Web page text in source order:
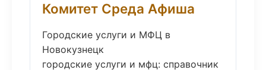
Комитет Среда Афиша
Городские услуги и МФЦ в
Новокузнецк
городские услуги и мфц: справочник